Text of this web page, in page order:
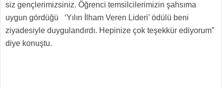
siz gençlerimizsiniz. Öğrenci temsilcilerimizin şahsıma
uygun gördüğü ‘Yılın İlham Veren Lideri’ ödülü beni
ziyadesiyle duygulandırdı. Hepinize çok teşekkür ediyorum”
diye konuştu.